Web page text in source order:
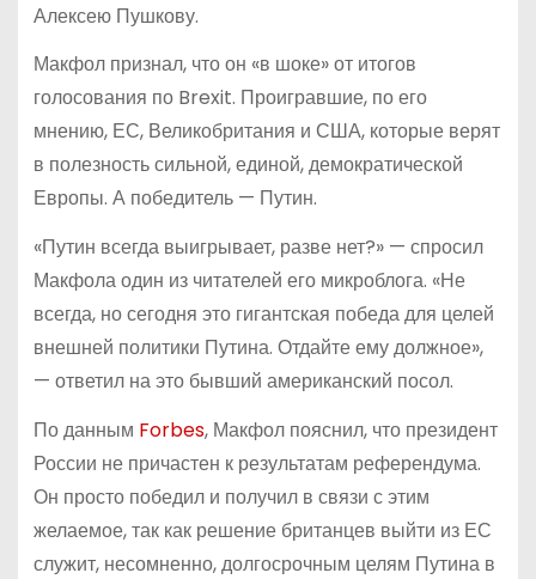
Алексею Пушкову.
Макфол признал, что он «в шоке» от итогов
голосования по Brexit. Проигравшие, по его
мнению, ЕС, Великобритания и США, которые верят
в полезность сильной, единой, демократической
Европы. А победитель — Путин.
«Путин всегда выигрывает, разве нет?» — спросил
Макфола один из читателей его микроблога. «Не
всегда, но сегодня это гигантская победа для целей
внешней политики Путина. Отдайте ему должное»,
— ответил на это бывший американский посол.
По данным Forbes, Макфол пояснил, что президент
России не причастен к результатам референдума.
Он просто победил и получил в связи с этим
желаемое, так как решение британцев выйти из ЕС
служит, несомненно, долгосрочным целям Путина в